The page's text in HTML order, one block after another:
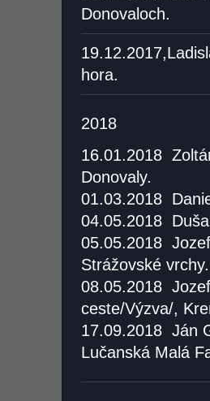
Donovaloch.
hora.
2018
16.01.2018
Donovaly.
01.03.2018
04.05.2018
05.05.2018
Strážovské vrchy.
08.05.2018
ceste/Výzva/,
17.09.2018 Ján
Lučanská Malá